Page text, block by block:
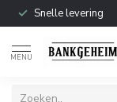
Snelle levering
MENU